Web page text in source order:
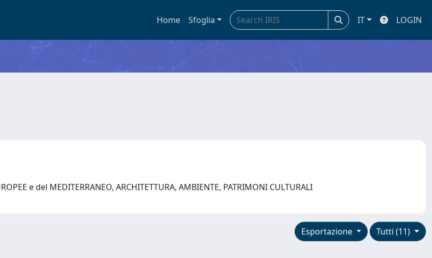
Home Sfoglia IT LOGIN
e del MEDITERRANEO, ARCHITETTURA, AMBIENTE, PATRIMONI CULTURALI
Tutti (11)
Esportazione